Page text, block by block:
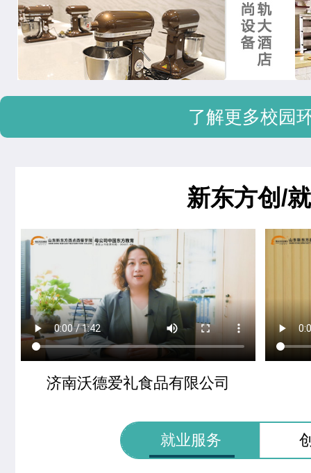
了解更多校园
新东方创/
济南沃德爱礼食品有限公司
就业服务